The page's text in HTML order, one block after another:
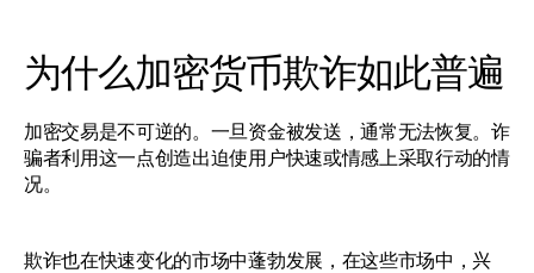
为什么加密货币欺诈如此普遍
加密交易是不可逆的。一旦资金被发送，通常无法恢复。诈
骗者利用这一点创造出迫使用户快速或情感上采取行动的情
况。
欺诈也在快速变化的市场中蓬勃发展，在这些市场中，兴